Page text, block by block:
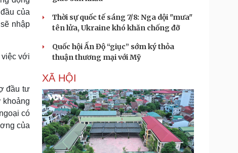
của
nhập
việc với
đầu tư
có
của
Thời sự quốc tế sáng 7/8: Nga dội "mưa"
tên lửa, Ukraine khó khăn chống đỡ
Quốc hội Ấn Độ “giục” sớm ký thỏa
thuận thương mại với Mỹ
XÃ HỘI